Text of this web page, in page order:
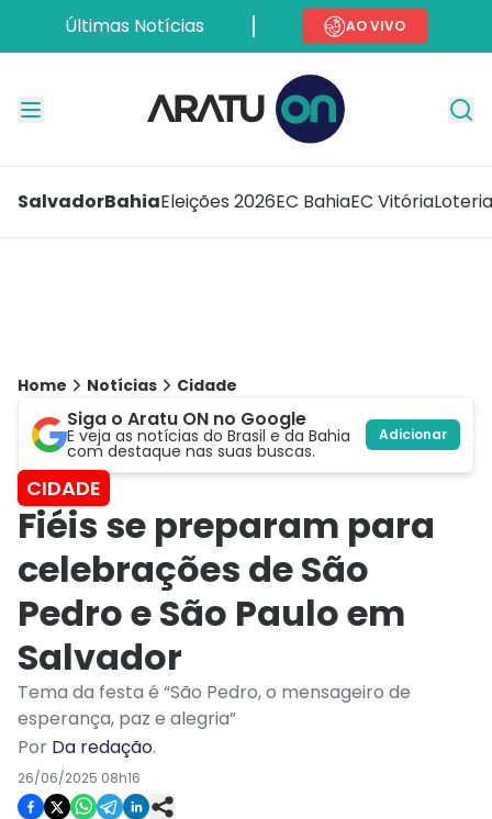
Últimas Notícias AO VIVO
SalvadorBahiaEleições 2026EC BahiaEC Vitória
Home Notícias Cidade
Siga o Aratu ON no Google
E veja as notícias do Brasil e da Bahia
com destaque nas suas buscas.
Adicionar
CIDADE
Fiéis se preparam para
celebrações de São
Pedro e São Paulo em
Salvador
Tema da festa é “São Pedro, o mensageiro de
esperança, paz e alegria”
Por Da redação.
26/06/2025 08h16